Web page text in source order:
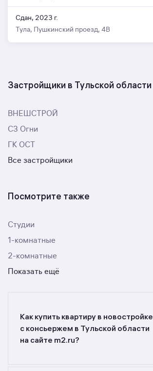
Сдан, 2023 г.
Тула, Пушкинский проезд, 4В
Застройщики в Тульской области
ВНЕШСТРОЙ
СЗ Огни
ГК ОСТ
Все застройщики
Посмотрите также
Студии
1-комнатные
2-комнатные
Показать ещё
Как купить квартиру в новостройке
c консьержем в Тульской области
на сайте m2.ru?